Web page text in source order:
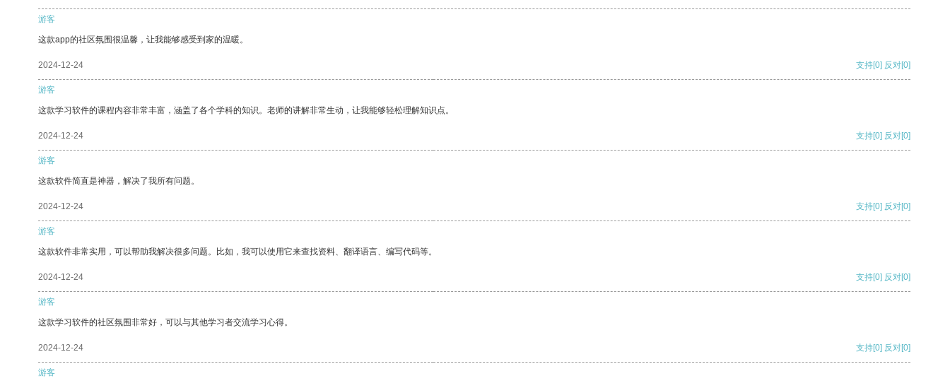
游客
这款app的社区氛围很温馨，让我能够感受到家的温暖。
2024-12-24 支持[0] 反对[0]
游客
这款学习软件的课程内容非常丰富，涵盖了各个学科的知识。老师的讲解非常生动，让我能够轻松理解知识点。
2024-12-24 支持[0] 反对[0]
游客
这款软件简直是神器，解决了我所有问题。
2024-12-24 支持[0] 反对[0]
游客
这款软件非常实用，可以帮助我解决很多问题。比如，我可以使用它来查找资料、翻译语言、编写代码等。
2024-12-24 支持[0] 反对[0]
游客
这款学习软件的社区氛围非常好，可以与其他学习者交流学习心得。
2024-12-24 支持[0] 反对[0]
游客